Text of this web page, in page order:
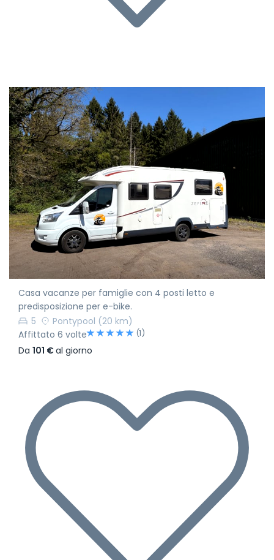
Casa vacanze per famiglie con 4 posti letto e
predisposizione per e-bike.
5
Pontypool (20 km)
Affittato 6 volte
(1)
Da 101 €al giorno